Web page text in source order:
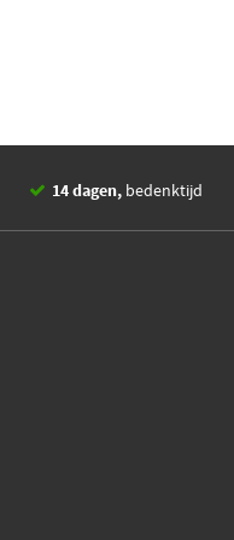
14 dagen, bedenktijd